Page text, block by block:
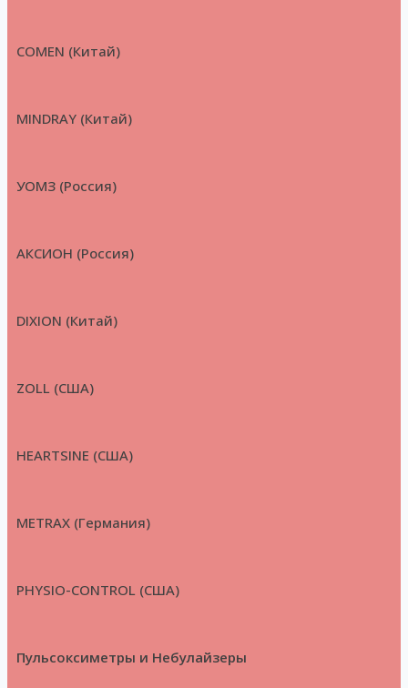
COMEN (Китай)
MINDRAY (Китай)
УОМЗ (Россия)
АКСИОН (Россия)
DIXION (Китай)
ZOLL (США)
HEARTSINE (США)
METRAX (Германия)
PHYSIO-CONTROL (США)
Пульсоксиметры и Небулайзеры